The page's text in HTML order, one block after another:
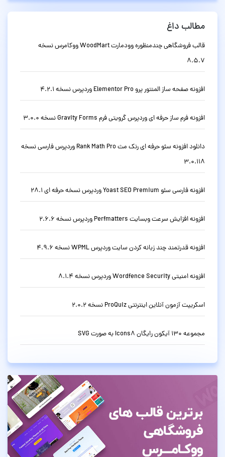
مطالب داغ
قالب فروشگاهی چندمنظوره وودمارت WoodMart ووکامرس نسخه
8.5.7
افزونه صفحه ساز المنتور پرو Elementor Pro وردپرس نسخه 4.2.1
افزونه فرم ساز حرفه ای وردپرس گرویتی فرم Gravity Forms نسخه 3.0.0
دانلود افزونه سئو حرفه ای رنک مث Rank Math Pro وردپرس فارسی نسخه
3.0.118
افزونه فارسی سئو Yoast SEO Premium وردپرس نسخه حرفه ای 28.1
افزونه افزایش سرعت وبسایت Perfmatters وردپرس نسخه 2.6.6
افزونه قدرتمند چند زبانه کردن سایت وردپرس WPML نسخه 4.9.6
افزونه امنیتی Wordfence Security وردپرس نسخه 8.1.4
اسکریپت آزمون آنلاین اینترنتی ProQuiz نسخه 2.0.2
مجموعه 130 آیکون رایگان Icons8 به صورت SVG